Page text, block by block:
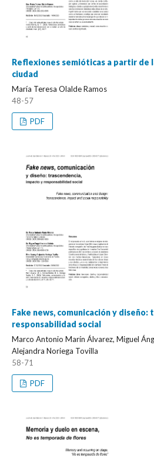
Reflexiones semióticas a partir de
ciudad
María Teresa Olalde Ramos
48-57
PDF
Fake news, comunicación y
responsabilidad social
Marco Antonio Marín Álvarez, Miguel
Alejandra Noriega Tovilla
58-71
PDF